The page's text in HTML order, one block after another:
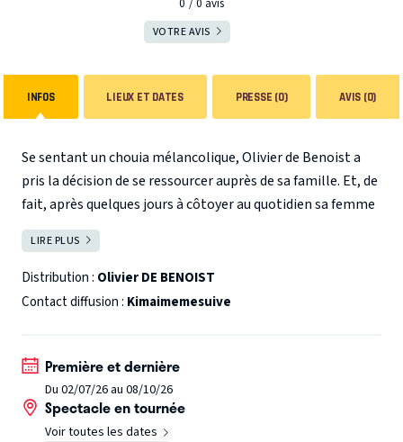
0 0 avis
VOTRE AVIS
INFOS LIEUX ET DATES PRESSE (0) AVIS (0)
Se sentant un chouia mélancolique, Olivier de Benoist a
pris la décision de se ressourcer auprès de sa famille. Et, de
fait, après quelques jours à côtoyer au quotidien sa femme
et ses enfants, son état a radicalement changé. Il est
maintenant totalement dépressif et songe même au
suicide.
Ayant bien conscience qu'annoncer à un enfant qu'on
l'abandonne est le meilleur moyen de le traumatiser à
vie, ODB décide de réagir en père responsable et de partir
sans rien leur dire. Et comme il est bien trop altruiste et
de partir acheter des cigarettes sans que personne ne le
remarque. Pour vivre heureux, vivons, certes cachés,
mais surtout loin de sa famille.
LIRE PLUS
Distribution : Olivier DE BENOIST
Contact diffusion : Kimaimemesuive
Première et dernière
Du 02/07/26 au 08/10/26
Spectacle en tournée
Voir toutes les dates